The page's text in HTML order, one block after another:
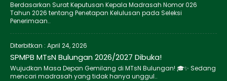
Berdasarkan Surat Keputusan Kepala Madrasah Nomor 026
Tahun 2026 tentang Penetapan Kelulusan pada Seleksi
Penerimaan..
Diterbitkan : April 24, 2026
SPMPB MTsN Bulungan 2026/2027 Dibuka!
Wujudkan Masa Depan Gemilang di MTsN Bulungan! 🎓✨ Sedang
mencari madrasah yang tidak hanya unggul..